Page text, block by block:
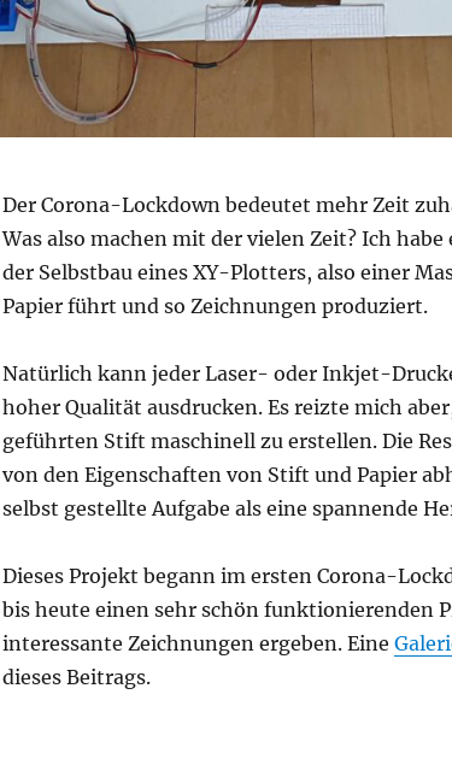
Der Corona-Lockdown bedeutet mehr Zeit
Was also machen mit der vielen Zeit? Ich habe
der Selbstbau eines XY-Plotters, also einer
Papier führt und so Zeichnungen produziert.
Natürlich kann jeder Laser- oder Inkjet-
hoher Qualität ausdrucken. Es reizte mich
geführten Stift maschinell zu erstellen. Die
von den Eigenschaften von Stift und Papier
selbst gestellte Aufgabe als eine spannende
Dieses Projekt begann im ersten Corona-
bis heute einen sehr schön funktionierenden
interessante Zeichnungen ergeben. Eine
dieses Beitrags.